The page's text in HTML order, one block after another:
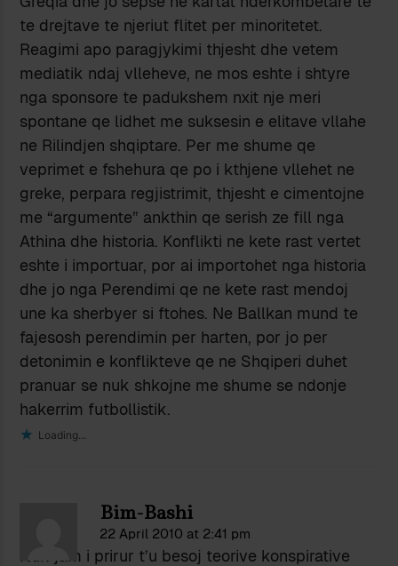
te drejtave te njeriut flitet per minoritetet.
Reagimi apo paragjykimi thjesht dhe vetem
mediatik ndaj vlleheve, ne mos eshte i shtyre
nga sponsore te padukshem nxit nje meri
spontane qe lidhet me suksesin e elitave vllahe
ne Rilindjen shqiptare. Per me shume qe
veprimet e fshehura qe po i kthjene vllehet ne
greke, perpara regjistrimit, thjesht e cimentojne
me “argumente” ankthin qe serish ze fill nga
Athina dhe historia. Konflikti ne kete rast vertet
eshte i importuar, por ai importohet nga historia
dhe jo nga Perendimi qe ne kete rast mendoj
une ka sherbyer si ftohes. Ne Ballkan mund te
fajesosh perendimin per harten, por jo per
detonimin e konflikteve qe ne Shqiperi duhet
pranuar se nuk shkojne me shume se ndonje
hakerrim futbollistik.
Loading...
Bim-Bashi
22 April 2010 at 2:41 pm
Nuk jam i prirur t’u besoj teorive konspirative